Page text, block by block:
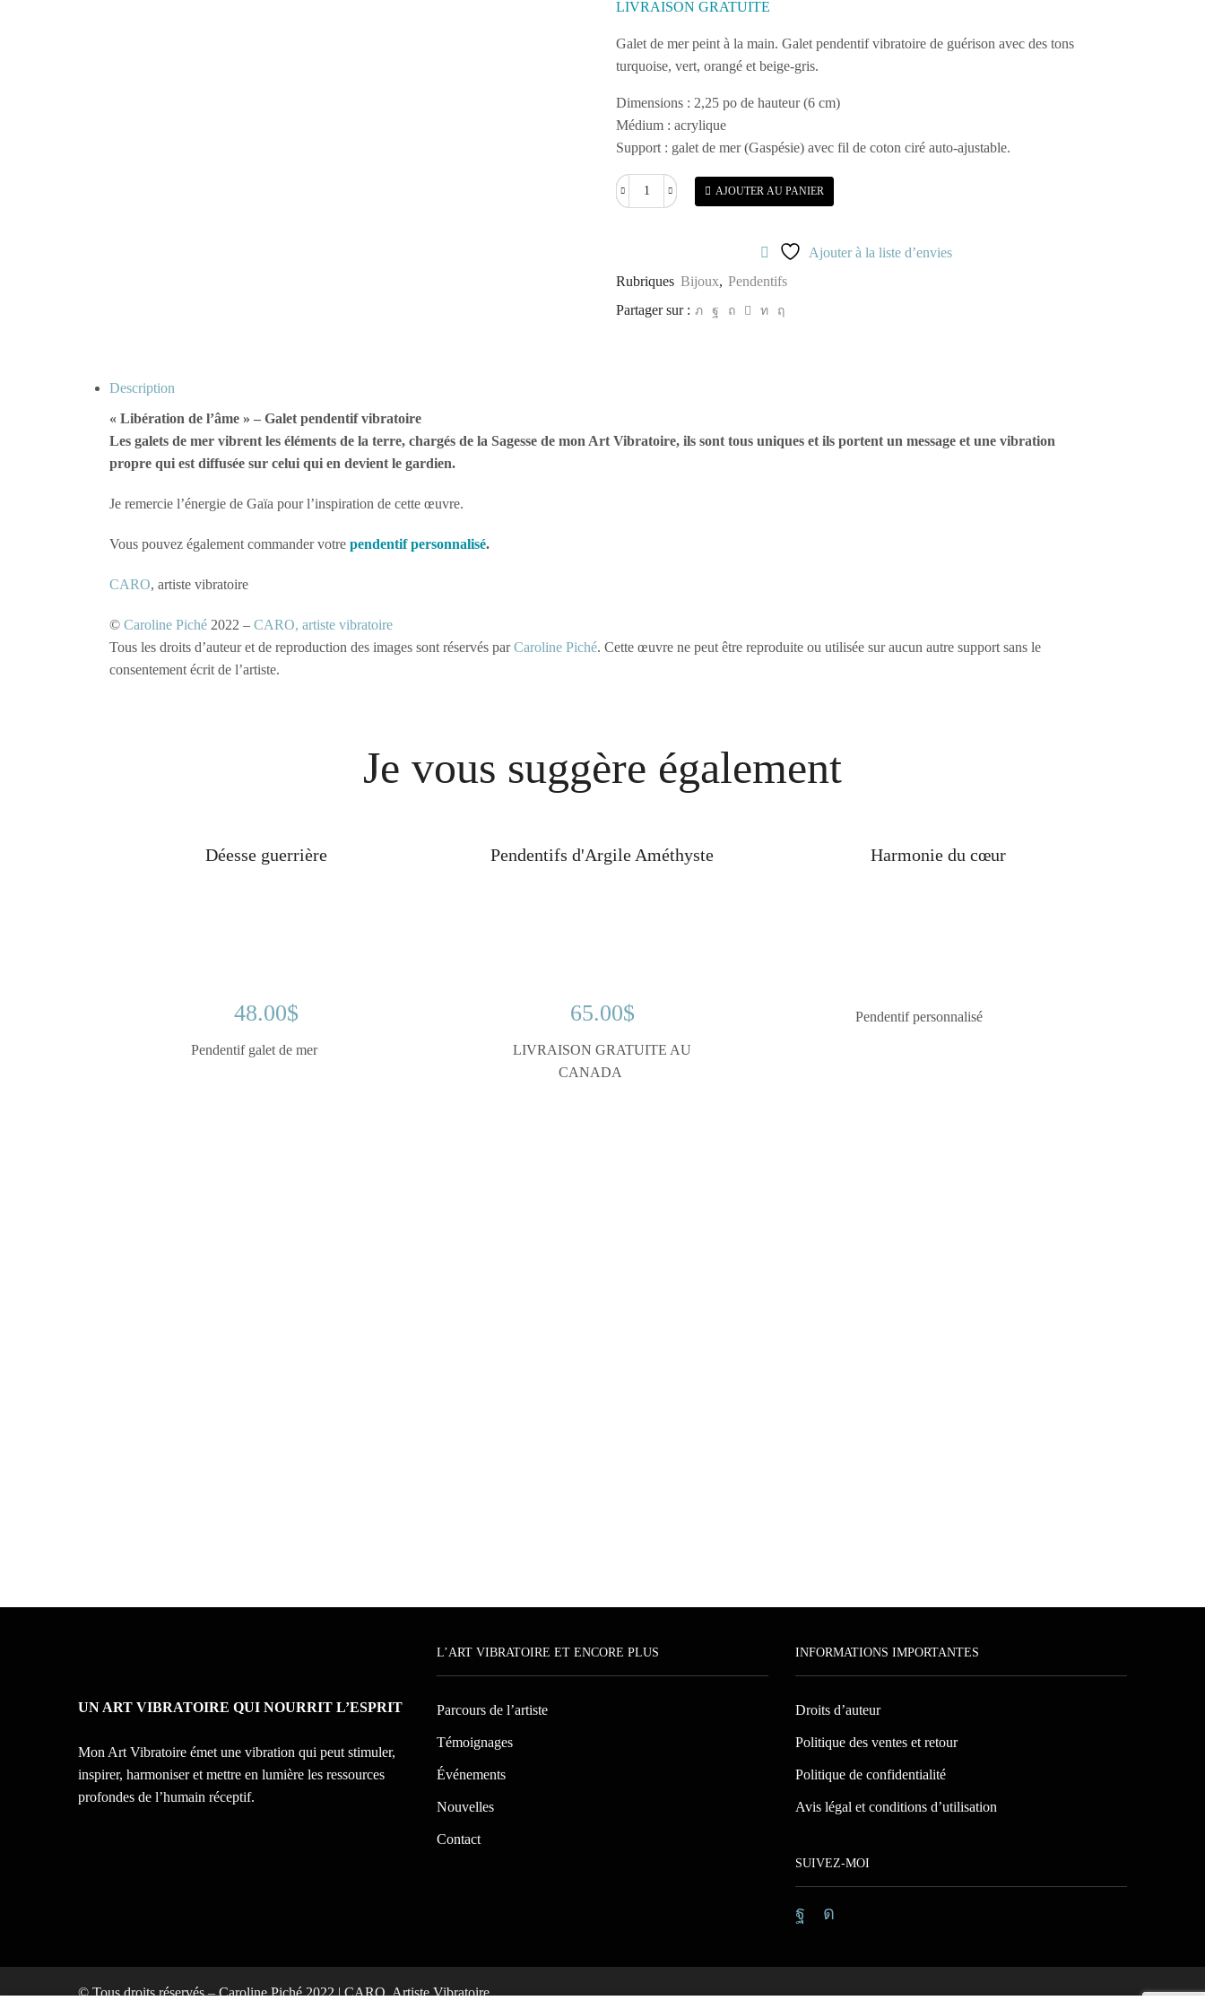
LIVRAISON GRATUITE
Galet de mer peint à la main. Galet pendentif vibratoire de guérison avec des tons
turquoise, vert, orangé et beige-gris.
Dimensions : 2,25 po de hauteur(6 cm)
Médium : acrylique
Support : galet de mer (Gaspésie) avec fil de coton ciré auto-ajustable.
quantité
l'âme
AJOUTER AU PANIER
Ajouter à la liste d’envies
Rubriques Bijoux, Pendentifs
Partager sur :
Description
« Libération de l’âme » – Galet pendentif vibratoire
Les galets de mer vibrent les éléments de la terre, chargés de la Sagesse de mon Art Vibratoire, ils sont tous uniques et ils portent un message et une vibration
propre qui est diffusée sur celui qui en devient le gardien.
Je remercie l’énergie de Gaïa pour l’inspiration de cette œuvre.
Vous pouvez également commander votre pendentif personnalisé.
CARO, artiste vibratoire
© Caroline Piché 2022 – CARO, artiste vibratoire
Tous les droits d’auteur et de reproduction des images sont réservés parCaroline Piché. Cette œuvre ne peut être reproduite ou utilisée sur aucun autre support sans le
consentement écrit de l’artiste.
Je vous suggère également
Déesse guerrière
48.00$
Pendentif galet de mer. ....
Pendentifs d'Argile Améthyste
65.00$
LIVRAISON GRATUITE AU
CANADA
Harmonie du cœur
Pendentif personnalisé. . . ....
UN ART VIBRATOIRE QUI NOURRIT L’ESPRIT
Mon Art Vibratoire émet une vibration qui peut stimuler,
inspirer, harmoniser et mettre en lumière les ressources
profondes de l’humain réceptif.
L’ART VIBRATOIRE ET ENCORE PLUS
Parcours de l’artiste
Témoignages
Événements
Nouvelles
Contact
INFORMATIONS IMPORTANTES
Droits d’auteur
Politique des ventes et retour
Politique de confidentialité
Avis légal et conditions d’utilisation
SUIVEZ-MOI
Facebook
© Tous droits réservés – Caroline Piché 2022 | CARO, Artiste Vibratoire